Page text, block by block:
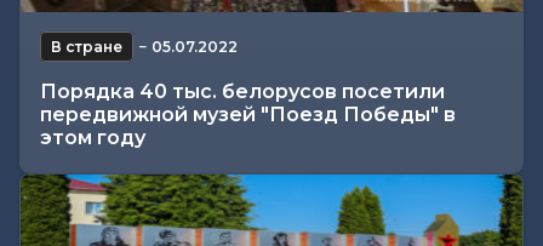
В стране − 05.07.2022
Порядка 40 тыс. белорусов посетили
передвижной музей "Поезд Победы" в
этом году